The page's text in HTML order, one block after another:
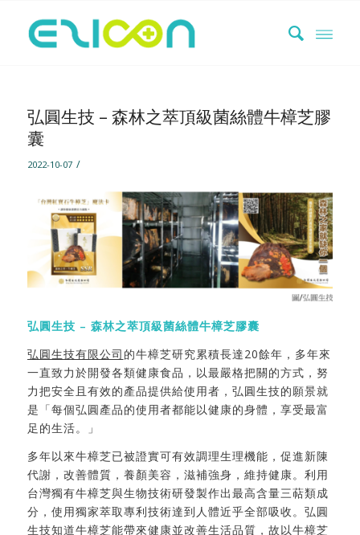
弘圓生技 – 森林之萃頂級菌絲體牛樟芝膠
囊
2022-10-07 /
弘圓生技 – 森林之萃頂級菌絲體牛樟芝膠囊
弘圓生技有限公司 的牛樟芝研究累積長達20餘年，多年來
⼀直致⼒於開發各類健康食品，以最嚴格把關的⽅式，努
⼒把安全且有效的產品提供給使⽤者，弘圓⽣技的願景就
是「每個弘圓產品的使⽤者都能以健康的⾝體，享受最富
⾜的⽣活。」
多年以來牛樟芝已被證實可有效調理生理機能，促進新陳
代謝，改善體質，養顏美容，滋補強身，維持健康。利用
台灣獨有牛樟芝與生物技術研發製作出最高含量三萜類成
分，使用獨家萃取專利技術達到人體近乎全部吸收。弘圓
生技知道牛樟芝能帶來健康並改善生活品質，故以牛樟芝